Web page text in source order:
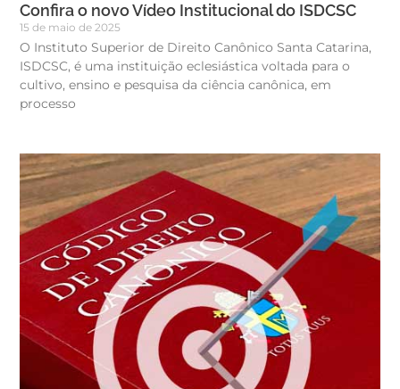
Confira o novo Vídeo Institucional do ISDCSC
15 de maio de 2025
O Instituto Superior de Direito Canônico Santa Catarina,
ISDCSC, é uma instituição eclesiástica voltada para o
cultivo, ensino e pesquisa da ciência canônica, em
processo